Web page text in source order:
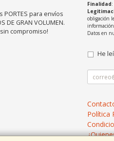
PORTES para envíos
DE GRAN VOLUMEN.
compromiso!
Finalidad
obligación
Datos en
He
Política